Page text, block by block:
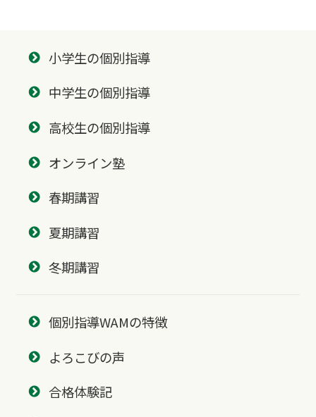
小学生の個別指導
中学生の個別指導
高校生の個別指導
オンライン塾
春期講習
夏期講習
冬期講習
個別指導WAMの特徴
よろこびの声
合格体験記